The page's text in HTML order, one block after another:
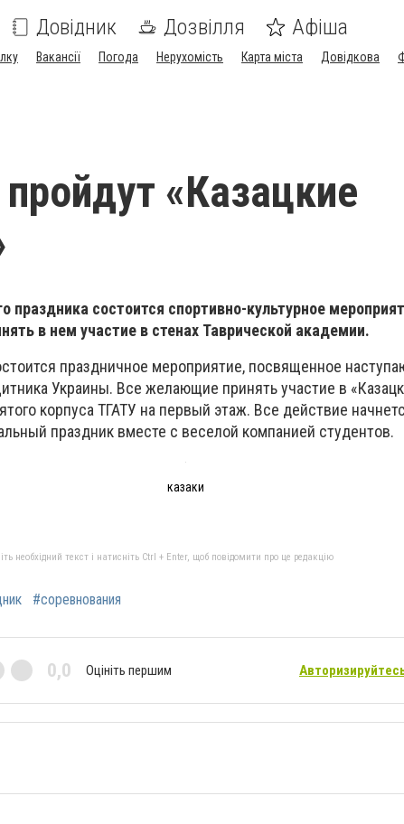
Довідник Дозвілля Афіша
Вакансії Погода Нерухомість Карта міста Довідкова
«Казацкие
праздника состоится спортивно-культурное
в нем участие в стенах Таврической академии.
праздничное мероприятие, посвященное
Украины. Все желающие принять участие в
корпуса ТГАТУ на первый этаж. Все действие
праздник вместе с веселой компанией студентов.
казаки
необхідний текст і натисніть Ctrl + Enter, щоб повідомити про це редакцію
#соревнования
0,0 Оцініть першим